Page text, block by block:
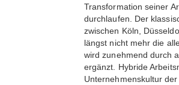
Transformation seiner
durchlaufen. Der
zwischen Köln,
längst nicht mehr die
wird zunehmend durch
ergänzt. Hybride
Unternehmenskultur